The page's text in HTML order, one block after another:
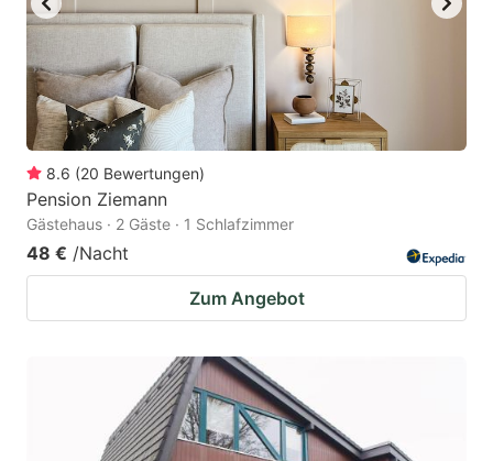
8.6 (20 Bewertungen)
Pension Ziemann
Gästehaus · 2 Gäste · 1 Schlafzimmer
48 € /Nacht
Zum Angebot